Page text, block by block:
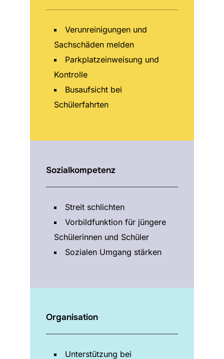
Verunreinigungen und
Sachschäden melden
Parkplatzeinweisung und
Kontrolle
Busaufsicht bei
Schülerfahrten
Sozialkompetenz
Streit schlichten
Vorbildfunktion für jüngere
Schülerinnen und Schüler
Sozialen Umgang stärken
Organisation
Unterstützung bei